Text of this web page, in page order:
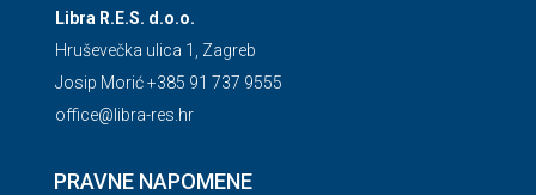
Libra R.E.S. d.o.o.
Hruševečka ulica 1, Zagreb
Josip Morić +385 91 737 9555
office@libra-res.hr
PRAVNE NAPOMENE